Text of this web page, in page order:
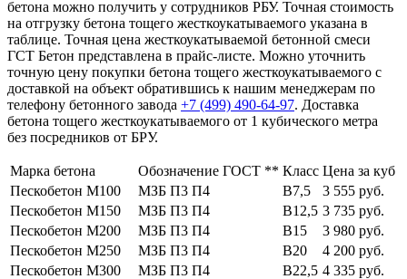
бетона можно получить у сотрудников РБУ. Точная стоимость
на отгрузку бетона тощего жесткоукатываемого указана в
таблице. Точная цена жесткоукатываемой бетонной смеси
ГСТ Бетон представлена в прайс-листе. Можно уточнить
точную цену покупки бетона тощего жесткоукатываемого с
доставкой на объект обратившись к нашим менеджерам по
телефону бетонного завода +7 (499) 490-64-97. Доставка
бетона тощего жесткоукатываемого от 1 кубического метра
без посредников от БРУ.
Марка бетона Обозначение ГОСТ ** Класс Цена за куб
Пескобетон М100
МЗБ П3 П4 В7,5
3 555 руб.
Пескобетон М150
МЗБ П3 П4 В12,5 3 735 руб.
Пескобетон М200
МЗБ П3 П4 В15
3 980 руб.
Пескобетон М250
МЗБ П3 П4 В20
4 200 руб.
Пескобетон М300
МЗБ П3 П4 В22,5 4 335 руб.